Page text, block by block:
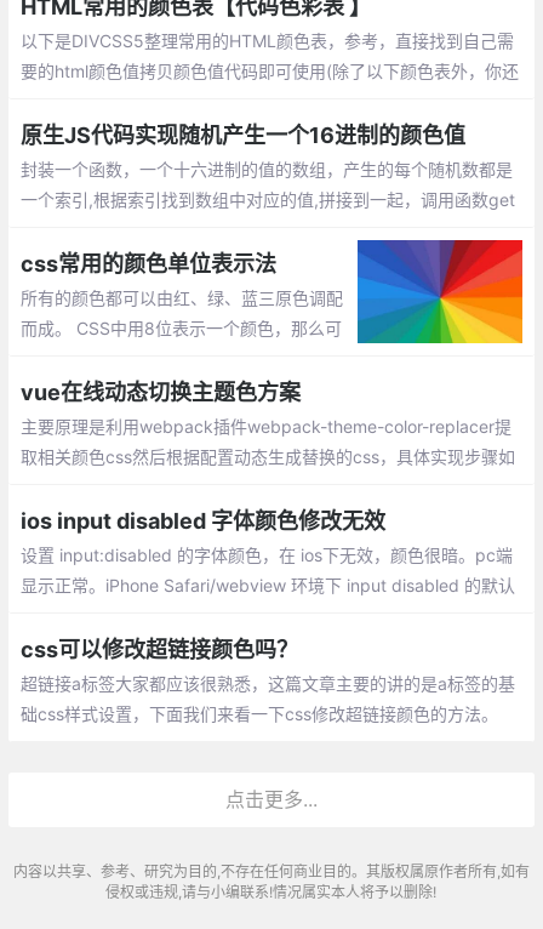
到
HTML常用的颜色表【代码色彩表 】
以下是DIVCSS5整理常用的HTML颜色表，参考，直接找到自己需
要的html颜色值拷贝颜色值代码即可使用(除了以下颜色表外，你还
5.shtml)。
原生JS代码实现随机产生一个16进制的颜色值
封装一个函数，一个十六进制的值的数组，产生的每个随机数都是
一个索引,根据索引找到数组中对应的值,拼接到一起，调用函数get
css常用的颜色单位表示法
所有的颜色都可以由红、绿、蓝三原色调配
而成。 CSS中用8位表示一个颜色，那么可
6*256*256种颜色。CSS纵有多种颜色表
示： 十六进制表示法、rgb表示法、hsl色相
表示法、hsla色相表示法
vue在线动态切换主题色方案
主要原理是利用webpack插件webpack-theme-color-replacer提
取相关颜色css然后根据配置动态生成替换的css，具体实现步骤如
ios input disabled 字体颜色修改无效
设置 input:disabled 的字体颜色，在 ios下无效，颜色很暗。pc端
显示正常。iPhone Safari/webview 环境下 input disabled 的默认
css可以修改超链接颜色吗？
超链接a标签大家都应该很熟悉，这篇文章主要的讲的是a标签的基
础css样式设置，下面我们来看一下css修改超链接颜色的方法。
点击更多...
内容以共享、参考、研究为目的,不存在任何商业目的。其版权属原作者所有,如有
侵权或违规,请与小编联系!情况属实本人将予以删除!